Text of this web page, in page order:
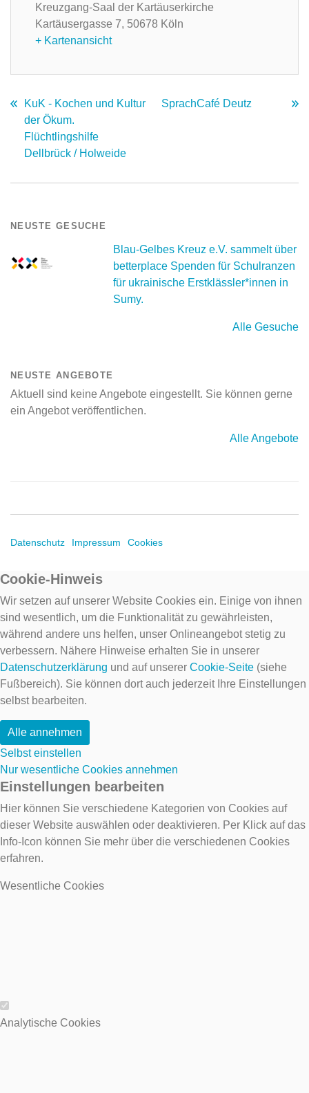
Kreuzgang-Saal der Kartäuserkirche
Kartäusergasse 7, 50678 Köln
+ Kartenansicht
KuK - Kochen und Kultur
der Ökum.
Flüchtlingshilfe
Dellbrück / Holweide
SprachCafé Deutz
NEUSTE GESUCHE
Blau-Gelbes Kreuz e.V. sammelt über
betterplace Spenden für Schulranzen
für ukrainische Erstklässler*innen in
Sumy.
Alle Gesuche
NEUSTE ANGEBOTE
Aktuell sind keine Angebote eingestellt. Sie können gerne
ein Angebot veröffentlichen.
Alle Angebote
Datenschutz Impressum Cookies
Cookie-Hinweis
Wir setzen auf unserer Website Cookies ein. Einige von ihnen
sind wesentlich, um die Funktionalität zu gewährleisten,
während andere uns helfen, unser Onlineangebot stetig zu
verbessern. Nähere Hinweise erhalten Sie in unserer
Datenschutzerklärung und auf unserer Cookie-Seite (siehe
Fußbereich). Sie können dort auch jederzeit Ihre Einstellungen
selbst bearbeiten.
Alle annehmen
Selbst einstellen
Nur wesentliche Cookies annehmen
Einstellungen bearbeiten
Hier können Sie verschiedene Kategorien von Cookies auf
dieser Website auswählen oder deaktivieren. Per Klick auf das
Info-Icon können Sie mehr über die verschiedenen Cookies
erfahren.
Wesentliche Cookies
Wesentliche Cookies
Analytische Cookies